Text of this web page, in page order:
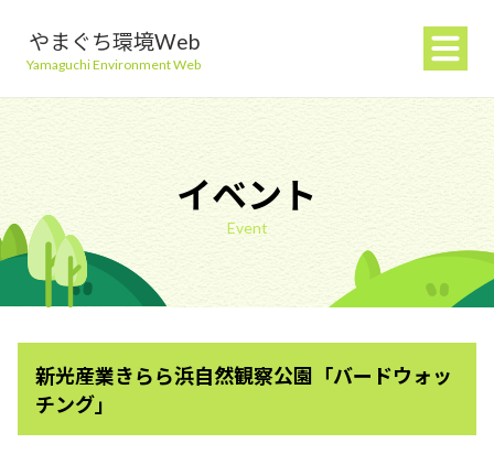
やまぐち環境Web
Yamaguchi Environment Web
地球温暖化を防ぐ
ごみを減らす
自然環境を守る
生活環境を守る（大気・水）
イベント
Event
新光産業きらら浜自然観察公園「バードウォッ
チング」